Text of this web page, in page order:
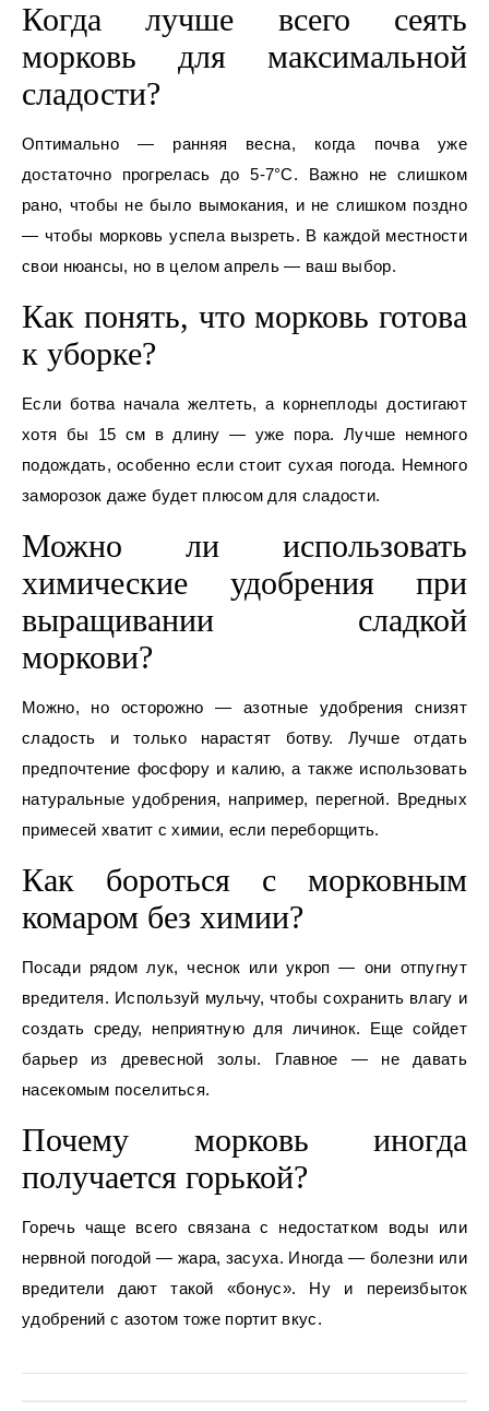
Когда лучше всего сеять
морковь для максимальной
сладости?
Оптимально — ранняя весна, когда почва уже
достаточно прогрелась до 5-7°C. Важно не слишком
рано, чтобы не было вымокания, и не слишком поздно
— чтобы морковь успела вызреть. В каждой местности
свои нюансы, но в целом апрель — ваш выбор.
Как понять, что морковь готова
к уборке?
Если ботва начала желтеть, а корнеплоды достигают
хотя бы 15 см в длину — уже пора. Лучше немного
подождать, особенно если стоит сухая погода. Немного
заморозок даже будет плюсом для сладости.
Можно ли использовать
химические удобрения при
выращивании сладкой
моркови?
Можно, но осторожно — азотные удобрения снизят
сладость и только нарастят ботву. Лучше отдать
предпочтение фосфору и калию, а также использовать
натуральные удобрения, например, перегной. Вредных
примесей хватит с химии, если переборщить.
Как бороться с морковным
комаром без химии?
Посади рядом лук, чеснок или укроп — они отпугнут
вредителя. Используй мульчу, чтобы сохранить влагу и
создать среду, неприятную для личинок. Еще сойдет
барьер из древесной золы. Главное — не давать
насекомым поселиться.
Почему морковь иногда
получается горькой?
Горечь чаще всего связана с недостатком воды или
нервной погодой — жара, засуха. Иногда — болезни или
вредители дают такой «бонус». Ну и переизбыток
удобрений с азотом тоже портит вкус.